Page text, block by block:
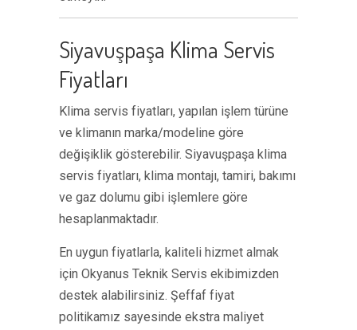
Siyavuşpaşa Klima Servis
Fiyatları
Klima servis fiyatları, yapılan işlem türüne
ve klimanın marka/modeline göre
değişiklik gösterebilir. Siyavuşpaşa klima
servis fiyatları, klima montajı, tamiri, bakımı
ve gaz dolumu gibi işlemlere göre
hesaplanmaktadır.
En uygun fiyatlarla, kaliteli hizmet almak
için Okyanus Teknik Servis ekibimizden
destek alabilirsiniz. Şeffaf fiyat
politikamız sayesinde ekstra maliyet